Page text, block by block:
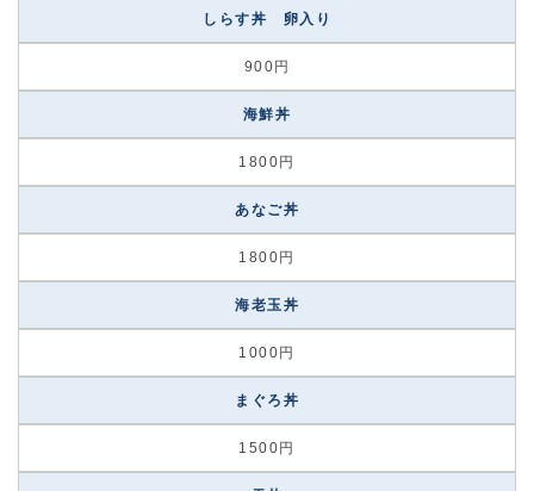
しらす丼 卵入り
900円
海鮮丼
1800円
あなご丼
1800円
海老玉丼
1000円
まぐろ丼
1500円